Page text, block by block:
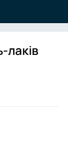
лаків